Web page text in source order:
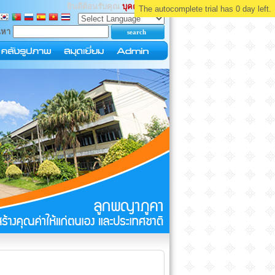
ยินดีต้อนรับคุณ บุคคลทั่วไป
า
The autocomplete trial has 0 day left.